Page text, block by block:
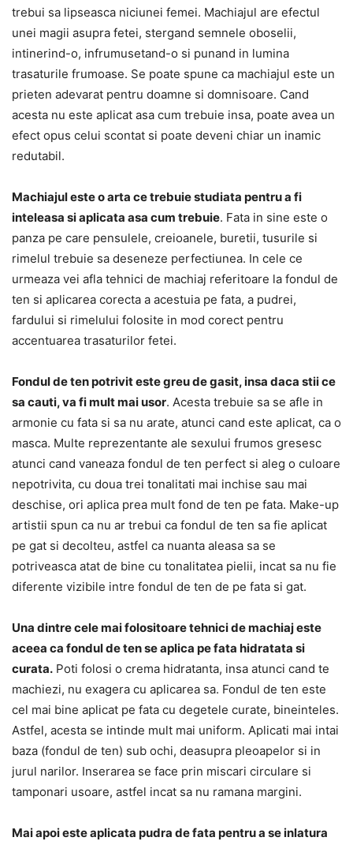
trebui sa lipseasca niciunei femei. Machiajul are efectul
unei magii asupra fetei, stergand semnele oboselii,
intinerind-o, infrumusetand-o si punand in lumina
trasaturile frumoase. Se poate spune ca machiajul este un
prieten adevarat pentru doamne si domnisoare. Cand
acesta nu este aplicat asa cum trebuie insa, poate avea un
efect opus celui scontat si poate deveni chiar un inamic
redutabil.
Machiajul este o arta ce trebuie studiata pentru a fi
inteleasa si aplicata asa cum trebuie. Fata in sine este o
panza pe care pensulele, creioanele, buretii, tusurile si
rimelul trebuie sa deseneze perfectiunea. In cele ce
urmeaza vei afla tehnici de machiaj referitoare la fondul de
ten si aplicarea corecta a acestuia pe fata, a pudrei,
fardului si rimelului folosite in mod corect pentru
accentuarea trasaturilor fetei.
Fondul de ten potrivit este greu de gasit, insa daca stii ce
sa cauti, va fi mult mai usor. Acesta trebuie sa se afle in
armonie cu fata si sa nu arate, atunci cand este aplicat, ca o
masca. Multe reprezentante ale sexului frumos gresesc
atunci cand vaneaza fondul de ten perfect si aleg o culoare
nepotrivita, cu doua trei tonalitati mai inchise sau mai
deschise, ori aplica prea mult fond de ten pe fata. Make-up
artistii spun ca nu ar trebui ca fondul de ten sa fie aplicat
pe gat si decolteu, astfel ca nuanta aleasa sa se
potriveasca atat de bine cu tonalitatea pielii, incat sa nu fie
diferente vizibile intre fondul de ten de pe fata si gat.
Una dintre cele mai folositoare tehnici de machiaj este
aceea ca fondul de ten se aplica pe fata hidratata si
curata. Poti folosi o crema hidratanta, insa atunci cand te
machiezi, nu exagera cu aplicarea sa. Fondul de ten este
cel mai bine aplicat pe fata cu degetele curate, bineinteles.
Astfel, acesta se intinde mult mai uniform. Aplicati mai intai
baza (fondul de ten) sub ochi, deasupra pleoapelor si in
jurul narilor. Inserarea se face prin miscari circulare si
tamponari usoare, astfel incat sa nu ramana margini.
Mai apoi este aplicata pudra de fata pentru a se inlatura